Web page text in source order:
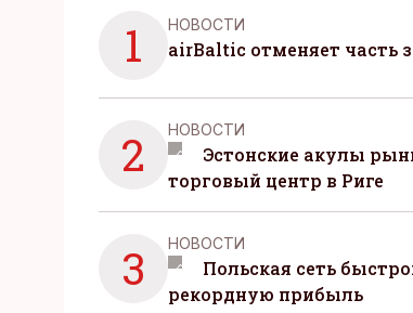
1 НОВОСТИ
airBaltic отменяет часть
2 НОВОСТИ
Эстонские акулы
торговый центр в Риге
3 НОВОСТИ
Польская сеть
рекордную прибыль